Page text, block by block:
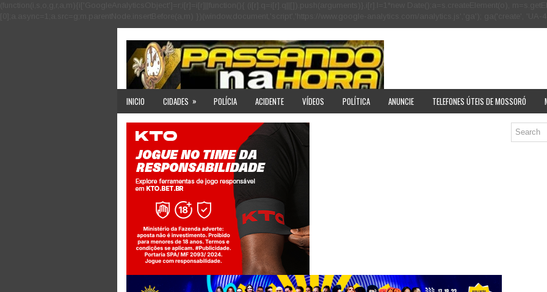
INICIO CIDADES » POLÍCIA ACIDENTE VÍDEOS POLÍTICA ANUNCIE TELEFONES ÚTEIS DE MOSSORÓ
Jogue com responsabilidade. 18+